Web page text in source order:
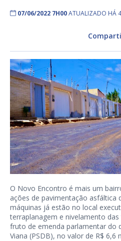
07/06/2022 7H00ATUALIZADO HÁ
O Novo Encontro é mais um
ações de pavimentação asfáltica
máquinas já estão no local
terraplanagem e nivelamento
fruto de emenda parlamentar do
Viana (PSDB), no valor de R$ 6,6